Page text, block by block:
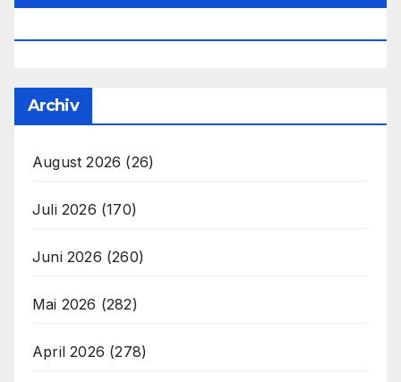
Archiv
August 2026 (26)
Juli 2026 (170)
Juni 2026 (260)
Mai 2026 (282)
April 2026 (278)